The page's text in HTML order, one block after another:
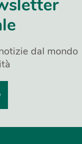
dal mondo